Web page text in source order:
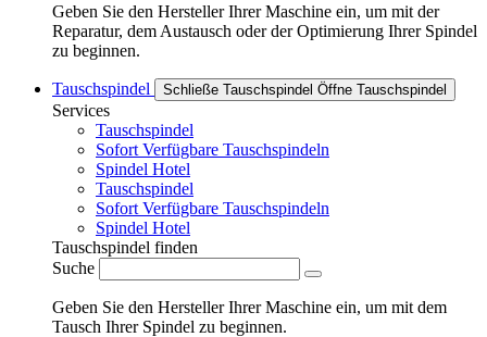
Geben Sie den Hersteller Ihrer Maschine ein, um mit der
Reparatur, dem Austausch oder der Optimierung Ihrer Spindel
zu beginnen.
Tauschspindel Schließe Tauschspindel Öffne Tauschspindel
Services
Tauschspindel
Sofort Verfügbare Tauschspindeln
Spindel Hotel
Tauschspindel
Sofort Verfügbare Tauschspindeln
Spindel Hotel
Tauschspindel finden
Suche
Geben Sie den Hersteller Ihrer Maschine ein, um mit dem
Tausch Ihrer Spindel zu beginnen.